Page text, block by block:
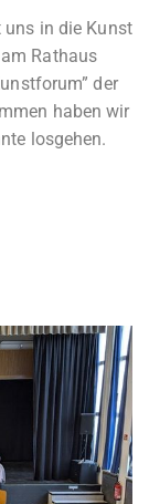
uns in die Kunst
Rathaus
der
haben wir
losgehen.